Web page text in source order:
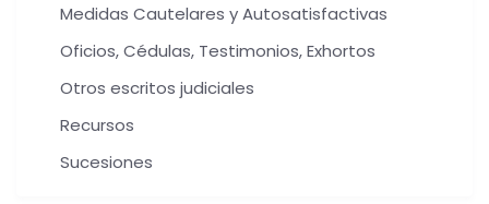
Medidas Cautelares y Autosatisfactivas
Oficios, Cédulas, Testimonios, Exhortos
Otros escritos judiciales
Recursos
Sucesiones